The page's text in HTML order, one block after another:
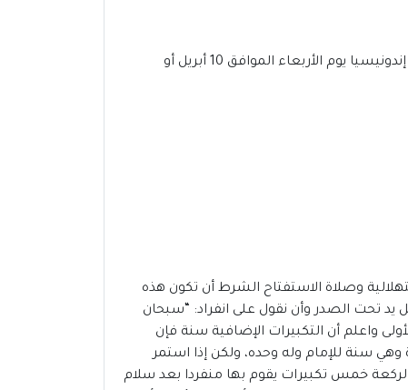
في غضون أسابيع قليلة، سنشهد مباركة شهر رمضان المبارك 2024-1445،من المحتمل أن يوافق عيد الفطر 2024 فى إندونيسيا يوم الأربعاء الموافق 10 أبريل أو
وصلاة الاستفتاح الشرط أن تكون هذه
يد تحت الصدر وأن نقول على انفراد: “سبحان
واعلم أن التكبيرات الإضافية سنة فإن
سنة للإمام وله وحده، ولكن إذا استمر
الركعة خمس تكبيرات يقوم بها منفردا بعد سلام